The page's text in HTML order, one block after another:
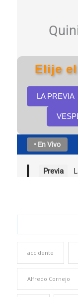
accidente
Alfredo Cornejo